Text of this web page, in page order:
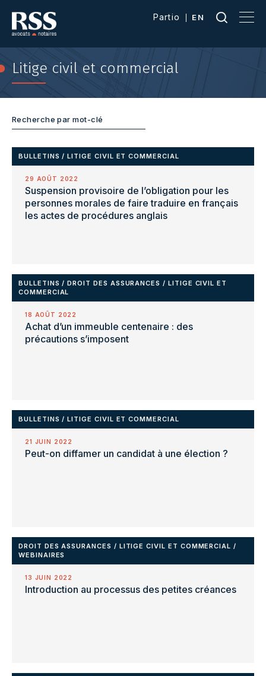
Partio EN
Litige civil et commercial
BULLETINS /LITIGE CIVIL ET COMMERCIAL
29 AOÛT 2022
Suspension provisoire de l’obligation pour les
personnes morales de faire traduire en français
les actes de procédures anglais
BULLETINS /DROIT DES ASSURANCES / LITIGE CIVIL ET
COMMERCIAL
18 AOÛT 2022
Achat d’un immeuble centenaire : des
précautions s’imposent
BULLETINS /LITIGE CIVIL ET COMMERCIAL
21 JUIN 2022
Peut-on diffamer un candidat à une élection ?
DROIT DES ASSURANCES / LITIGE CIVIL ET COMMERCIAL /
WEBINAIRES
13 JUIN 2022
Introduction au processus des petites créances